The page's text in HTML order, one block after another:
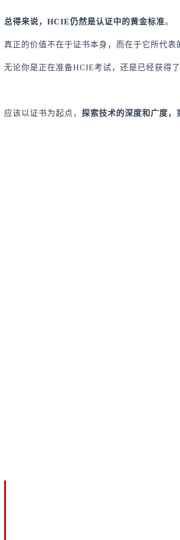
总得来说，HCIE仍然是认证中的黄金标准。
真正的价值不在于证书本身，而在于它所代表
无论你是正在准备HCIE考试，还是已经获得了
应该以证书为起点， 探索技术的深度和广度，